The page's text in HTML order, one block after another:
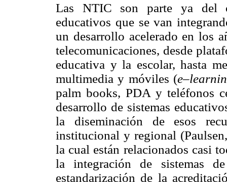
Las NTIC son parte ya del
educativos que se van
un desarrollo acelerado en los
telecomunicaciones, desde
educativa y la escolar, hasta
multimedia y móviles (
palm books, PDA y teléfonos
desarrollo de sistemas
la diseminación de esos
institucional y regional
la cual están relacionados casi
la integración de sistemas
estandarización de la